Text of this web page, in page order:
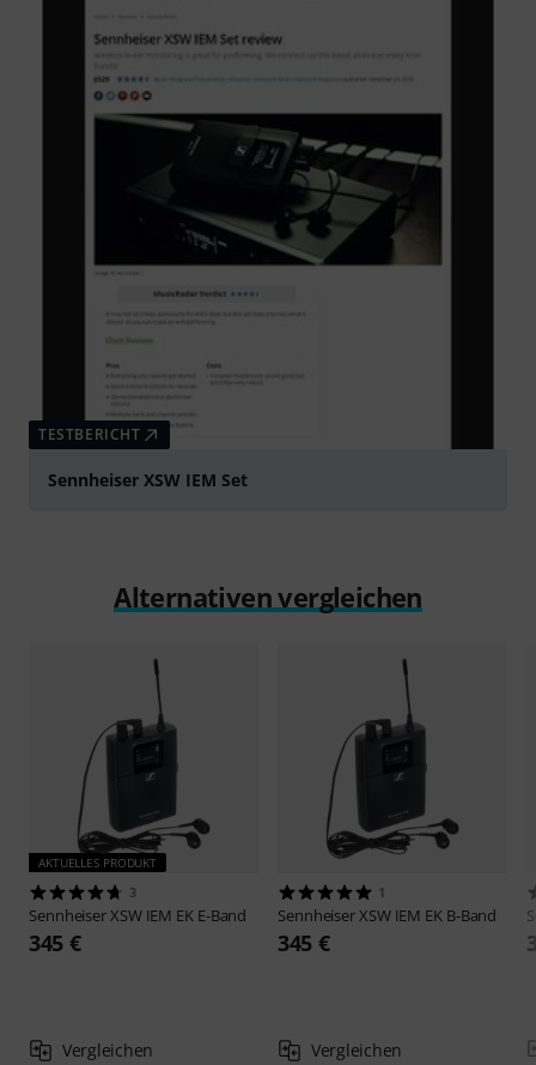
TESTBERICHT
Sennheiser XSW IEM Set
Alternativen vergleichen
AKTUELLES PRODUKT
3
SennheiserXSW IEM EK E-Band
345 €
Vergleichen
1
SennheiserXSW IEM EK B-Band
345 €
Vergleichen